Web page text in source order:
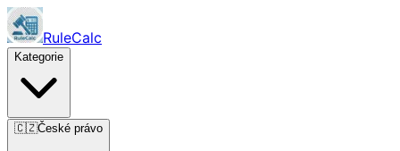
RuleCalc
Kategorie
🇨🇿České právo